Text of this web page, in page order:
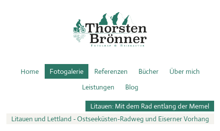
Home Fotogalerie Referenzen Bücher
Über mich
Leistungen
Blog
Litauen: Mit dem Rad entlang der Memel
Litauen und Lettland - Ostseeküsten-Radweg und Eiserner Vorhang